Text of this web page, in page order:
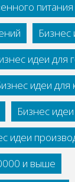
питания
Бизнес
идеи для
идеи для
Бизнес
идеи
и выше